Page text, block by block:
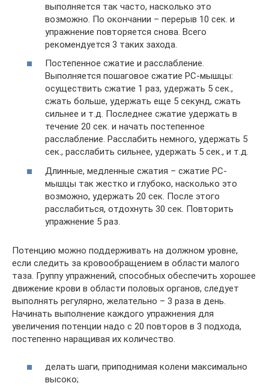
выполняется так часто, насколько это
возможно. По окончании – перерыв 10 сек. и
упражнение повторяется снова. Всего
рекомендуется 3 таких захода.
Постепенное сжатие и расслабление.
Выполняется пошаговое сжатие РС-мышцы:
осуществить сжатие 1 раз, удержать 5 сек.,
сжать больше, удержать еще 5 секунд, сжать
сильнее и т.д. Последнее сжатие удержать в
течение 20 сек. и начать постепенное
расслабление. Расслабить немного, удержать 5
сек., расслабить сильнее, удержать 5 сек., и т.д.
Длинные, медленные сжатия – сжатие РС-
мышцы так жестко и глубоко, насколько это
возможно, удержать 20 сек. После этого
расслабиться, отдохнуть 30 сек. Повторить
упражнение 5 раз.
Потенцию можно поддерживать на должном уровне,
если следить за кровообращением в области малого
таза. Группу упражнений, способных обеспечить хорошее
движение крови в области половых органов, следует
выполнять регулярно, желательно – 3 раза в день.
Начинать выполнение каждого упражнения для
увеличения потенции надо с 20 повторов в 3 подхода,
постепенно наращивая их количество.
делать шаги, приподнимая колени максимально
высоко;